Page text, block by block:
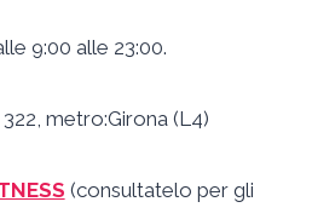
9:00 alle 23:00.
322, metro:Girona (L4)
(consultatelo per gli